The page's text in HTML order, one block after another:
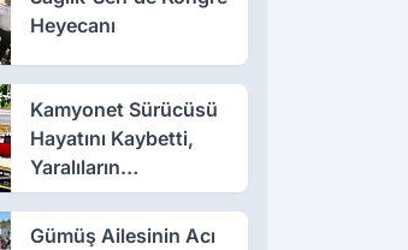
Heyecanı
Kamyonet Sürücüsü
Hayatını Kaybetti,
Yaralıların
Birçoğunun Sağlık
Durumu İyi
Gümüş Ailesinin Acı